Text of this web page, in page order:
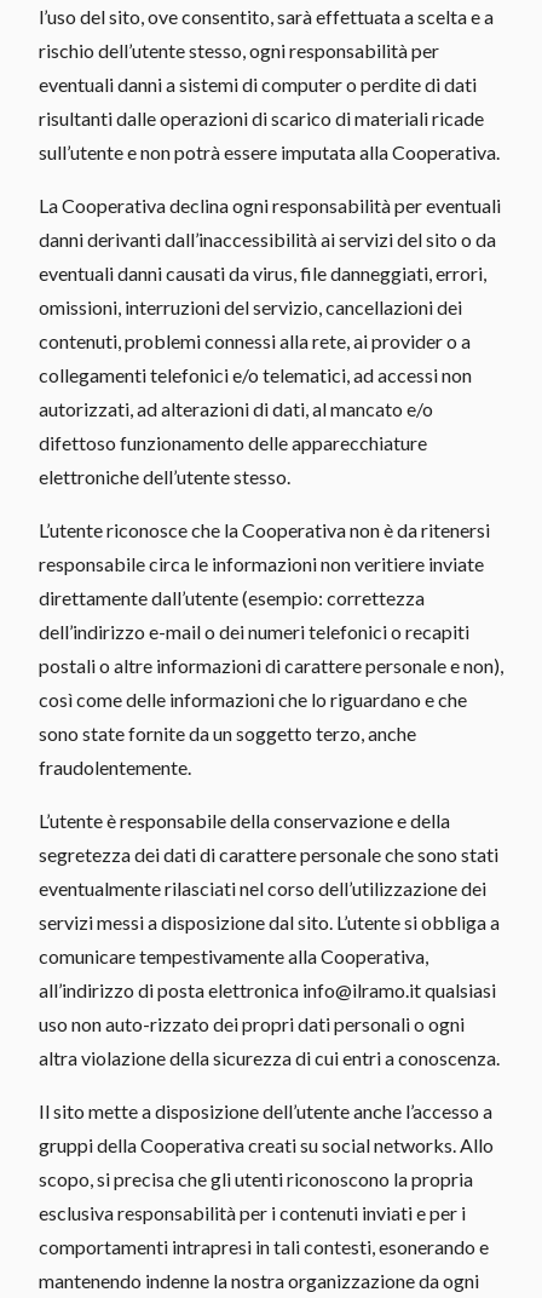
l’uso del sito, ove consentito, sarà effettuata a scelta e a
rischio dell’utente stesso, ogni responsabilità per
eventuali danni a sistemi di computer o perdite di dati
risultanti dalle operazioni di scarico di materiali ricade
sull’utente e non potrà essere imputata alla Cooperativa.
La Cooperativa declina ogni responsabilità per eventuali
danni derivanti dall’inaccessibilità ai servizi del sito o da
eventuali danni causati da virus, file danneggiati, errori,
omissioni, interruzioni del servizio, cancellazioni dei
contenuti, problemi connessi alla rete, ai provider o a
collegamenti telefonici e/o telematici, ad accessi non
autorizzati, ad alterazioni di dati, al mancato e/o
difettoso funzionamento delle apparecchiature
elettroniche dell’utente stesso.
L’utente riconosce che la Cooperativa non è da ritenersi
responsabile circa le informazioni non veritiere inviate
direttamente dall’utente (esempio: correttezza
dell’indirizzo e-mail o dei numeri telefonici o recapiti
postali o altre informazioni di carattere personale e non),
così come delle informazioni che lo riguardano e che
sono state fornite da un soggetto terzo, anche
fraudolentemente.
L’utente è responsabile della conservazione e della
segretezza dei dati di carattere personale che sono stati
eventualmente rilasciati nel corso dell’utilizzazione dei
servizi messi a disposizione dal sito. L’utente si obbliga a
comunicare tempestivamente alla Cooperativa,
all’indirizzo di posta elettronica info@ilramo.it qualsiasi
uso non auto-rizzato dei propri dati personali o ogni
altra violazione della sicurezza di cui entri a conoscenza.
Il sito mette a disposizione dell’utente anche l’accesso a
gruppi della Cooperativa creati su social networks. Allo
scopo, si precisa che gli utenti riconoscono la propria
esclusiva responsabilità per i contenuti inviati e per i
comportamenti intrapresi in tali contesti, esonerando e
mantenendo indenne la nostra organizzazione da ogni